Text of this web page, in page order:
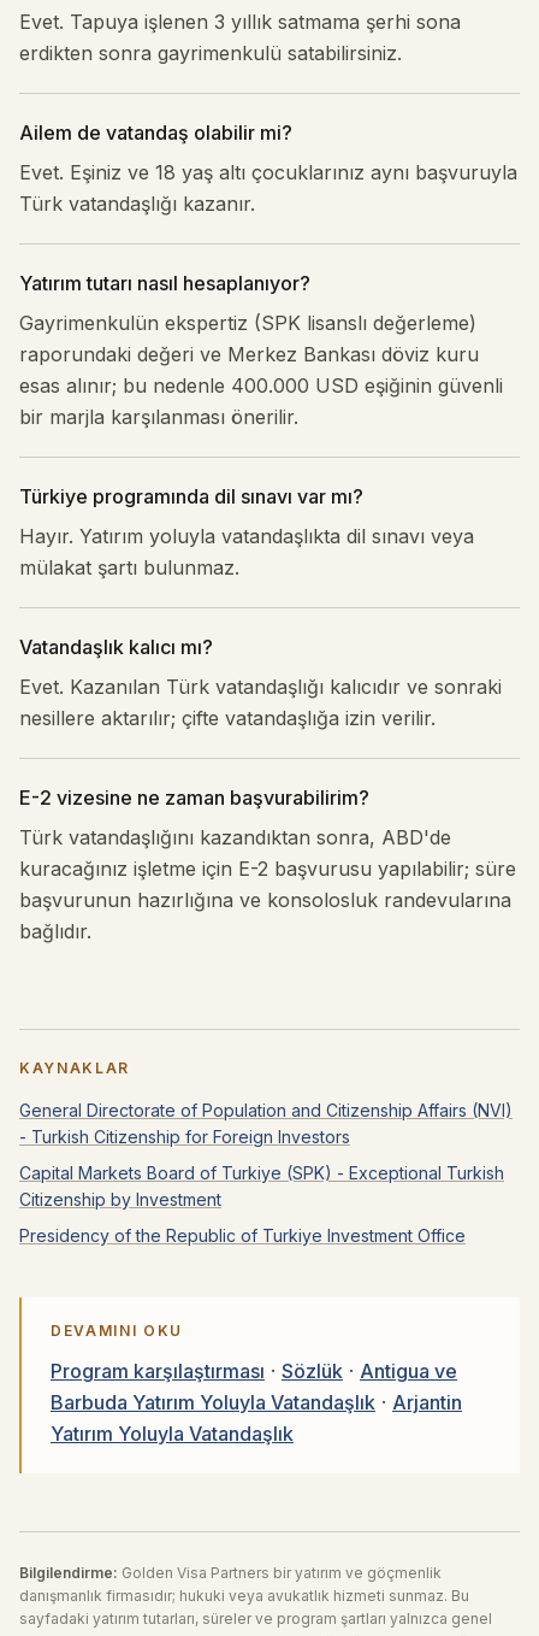
Evet. Tapuya işlenen 3 yıllık satmama şerhi sona
erdikten sonra gayrimenkulü satabilirsiniz.
Ailem de vatandaş olabilir mi?
Evet. Eşiniz ve 18 yaş altı çocuklarınız aynı başvuruyla
Türk vatandaşlığı kazanır.
Yatırım tutarı nasıl hesaplanıyor?
Gayrimenkulün ekspertiz (SPK lisanslı değerleme)
raporundaki değeri ve Merkez Bankası döviz kuru
esas alınır; bu nedenle 400.000 USD eşiğinin güvenli
bir marjla karşılanması önerilir.
Türkiye programında dil sınavı var mı?
Hayır. Yatırım yoluyla vatandaşlıkta dil sınavı veya
mülakat şartı bulunmaz.
Vatandaşlık kalıcı mı?
Evet. Kazanılan Türk vatandaşlığı kalıcıdır ve sonraki
nesillere aktarılır; çifte vatandaşlığa izin verilir.
E-2 vizesine ne zaman başvurabilirim?
Türk vatandaşlığını kazandıktan sonra, ABD'de
kuracağınız işletme için E-2 başvurusu yapılabilir; süre
başvurunun hazırlığına ve konsolosluk randevularına
bağlıdır.
KAYNAKLAR
General Directorate of Population and Citizenship Affairs (NVI)
- Turkish Citizenship for Foreign Investors
Capital Markets Board of Turkiye (SPK) - Exceptional Turkish
Citizenship by Investment
Presidency of the Republic of Turkiye Investment Office
DEVAMINI OKU
Program karşılaştırması · Sözlük · Antigua ve
Barbuda Yatırım Yoluyla Vatandaşlık · Arjantin
Yatırım Yoluyla Vatandaşlık
Bilgilendirme: Golden Visa Partners bir yatırım ve göçmenlik
danışmanlık firmasıdır; hukuki veya avukatlık hizmeti sunmaz. Bu
sayfadaki yatırım tutarları, süreler ve program şartları yalnızca genel